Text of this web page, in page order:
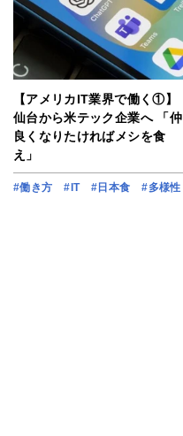
【アメリカIT業界で働く①】
仙台から米テック企業へ 「仲
良くなりたければメシを食
え」
#働き方 #IT #日本食 #多様性